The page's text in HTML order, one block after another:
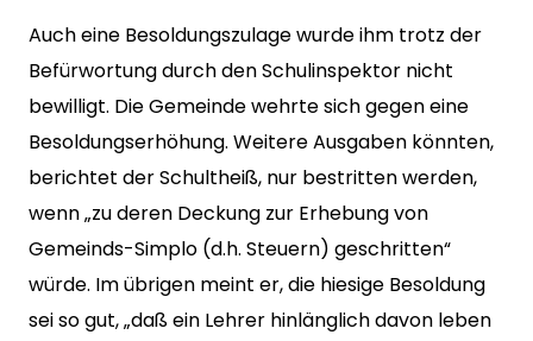
Auch eine Besoldungszulage wurde ihm trotz der
Befürwortung durch den Schulinspektor nicht
bewilligt. Die Gemeinde wehrte sich gegen eine
Besoldungserhöhung. Weitere Ausgaben könnten,
berichtet der Schultheiß, nur bestritten werden,
wenn „zu deren Deckung zur Erhebung von
Gemeinds-Simplo (d.h. Steuern) geschritten“
würde. Im übrigen meint er, die hiesige Besoldung
sei so gut, „daß ein Lehrer hinlänglich davon leben